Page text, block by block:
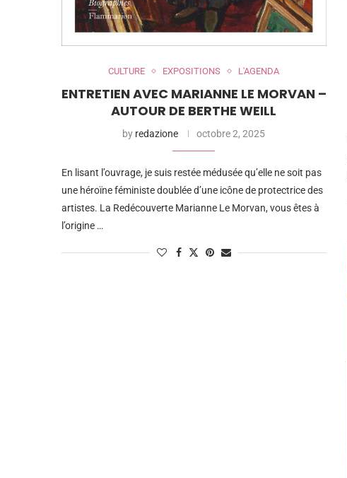
CULTURE EXPOSITIONS L'AGENDA
ENTRETIEN AVEC MARIANNE LE MORVAN –
AUTOUR DE BERTHE WEILL
by redazione octobre 2, 2025
En lisant l’ouvrage, je suis restée médusée qu’elle ne soit pas
une héroïne féministe doublée d’une icône de protectrice des
artistes. La Redécouverte Marianne Le Morvan, vous êtes à
l’origine …